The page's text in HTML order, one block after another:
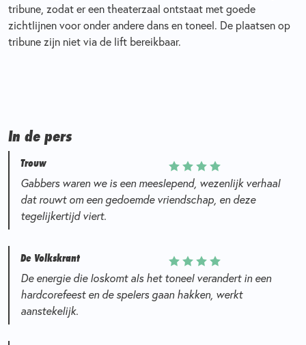
tribune, zodat er een theaterzaal ontstaat met goede
zichtlijnen voor onder andere dans en toneel. De plaatsen op
tribune zijn niet via de lift bereikbaar.
In de pers
Trouw
Gabbers waren we is een meeslepend, wezenlijk verhaal
dat rouwt om een gedoemde vriendschap, en deze
tegelijkertijd viert.
De Volkskrant
De energie die loskomt als het toneel verandert in een
hardcorefeest en de spelers gaan hakken, werkt
aanstekelijk.